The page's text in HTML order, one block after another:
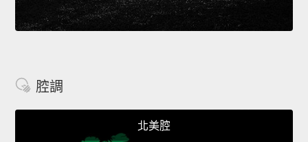
腔調
北美腔